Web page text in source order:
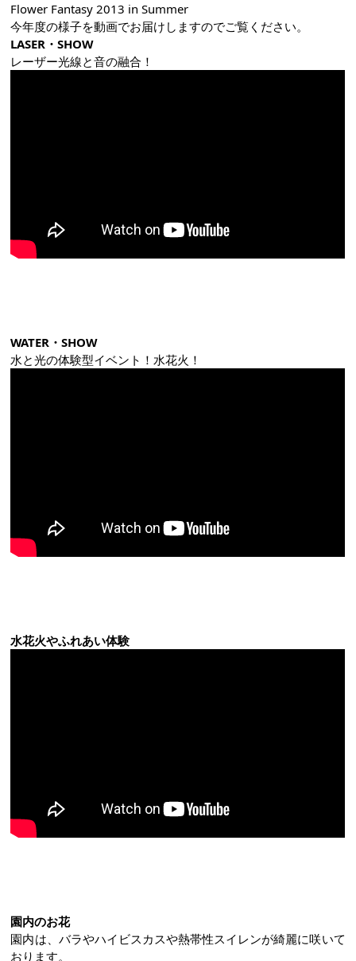
Flower Fantasy 2013 in Summer
今年度の様子を動画でお届けしますのでご覧ください。
LASER・SHOW
レーザー光線と音の融合！
WATER・SHOW
水と光の体験型イベント！水花火！
水花火やふれあい体験
園内のお花
園内は、バラやハイビスカスや熱帯性スイレンが綺麗に咲いて
おります。